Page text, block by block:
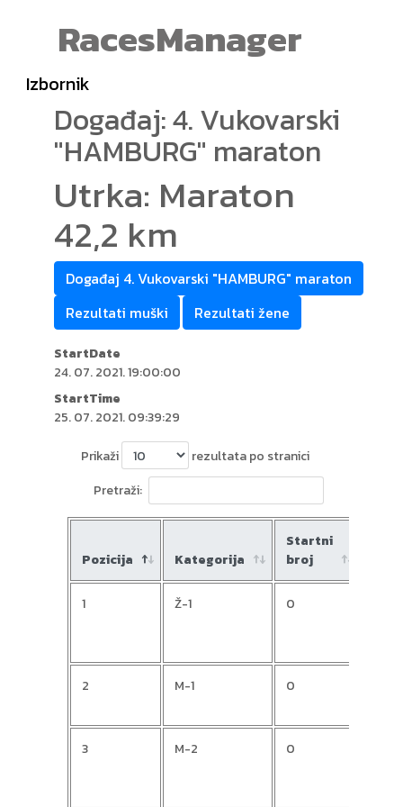
RacesManager
Izbornik
Događaj: 4. Vukovarski
"HAMBURG" maraton
Utrka: Maraton
42,2 km
Događaj 4. Vukovarski "HAMBURG" maraton
Rezultati muški
Rezultati žene
StartDate
24. 07. 2021. 19:00:00
StartTime
25. 07. 2021. 09:39:29
Prikaži
rezultata po stranici
Pretraži:
Pozicija Kategorija
Startni
broj
1 Ž-1 0
2 M-1 0
3 M-2 0